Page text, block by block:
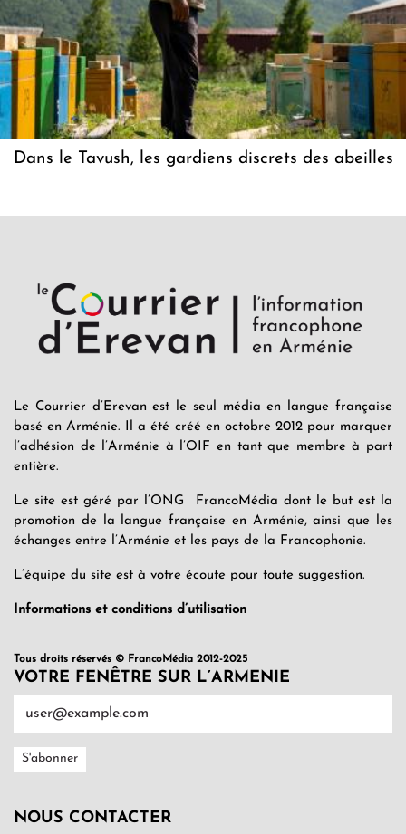
Dans le Tavush, les gardiens discrets des abeilles
Le Courrier d’Erevan est le seul média en langue française
basé en Arménie. Il a été créé en octobre 2012 pour marquer
l’adhésion de l’Arménie à l’OIF en tant que membre à part
entière.
Le site est géré par l’ONG FrancoMédia dont le but est la
promotion de la langue française en Arménie, ainsi que les
échanges entre l’Arménie et les pays de la Francophonie.
L’équipe du site est à votre écoute pour toute suggestion.
Informations et conditions d’utilisation
Tous droits réservés © FrancoMédia 2012-2025
VOTRE FENÊTRE SUR L’ARMENIE
NOUS CONTACTER